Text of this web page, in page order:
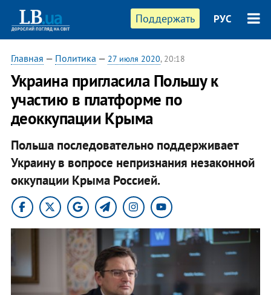
Поддержать РУС
Главная — Политика — 27 июля 2020, 20:18
Украина пригласила Польшу к
участию в платформе по
деоккупации Крыма
Польша последовательно поддерживает
Украину в вопросе непризнания незаконной
оккупации Крыма Россией.